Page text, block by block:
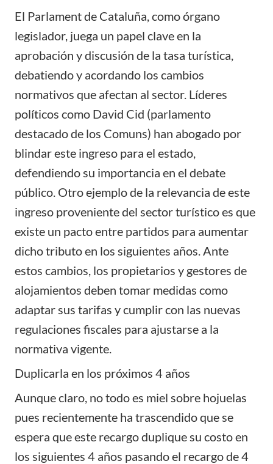
El Parlament de Cataluña, como órgano
legislador, juega un papel clave en la
aprobación y discusión de la tasa turística,
debatiendo y acordando los cambios
normativos que afectan al sector. Líderes
políticos como David Cid (parlamento
destacado de los Comuns) han abogado por
blindar este ingreso para el estado,
defendiendo su importancia en el debate
público. Otro ejemplo de la relevancia de este
ingreso proveniente del sector turístico es que
existe un pacto entre partidos para aumentar
dicho tributo en los siguientes años. Ante
estos cambios, los propietarios y gestores de
alojamientos deben tomar medidas como
adaptar sus tarifas y cumplir con las nuevas
regulaciones fiscales para ajustarse a la
normativa vigente.
Duplicarla en los próximos 4 años
Aunque claro, no todo es miel sobre hojuelas
pues recientemente ha trascendido que se
espera que este recargo duplique su costo en
los siguientes 4 años pasando el recargo de 4